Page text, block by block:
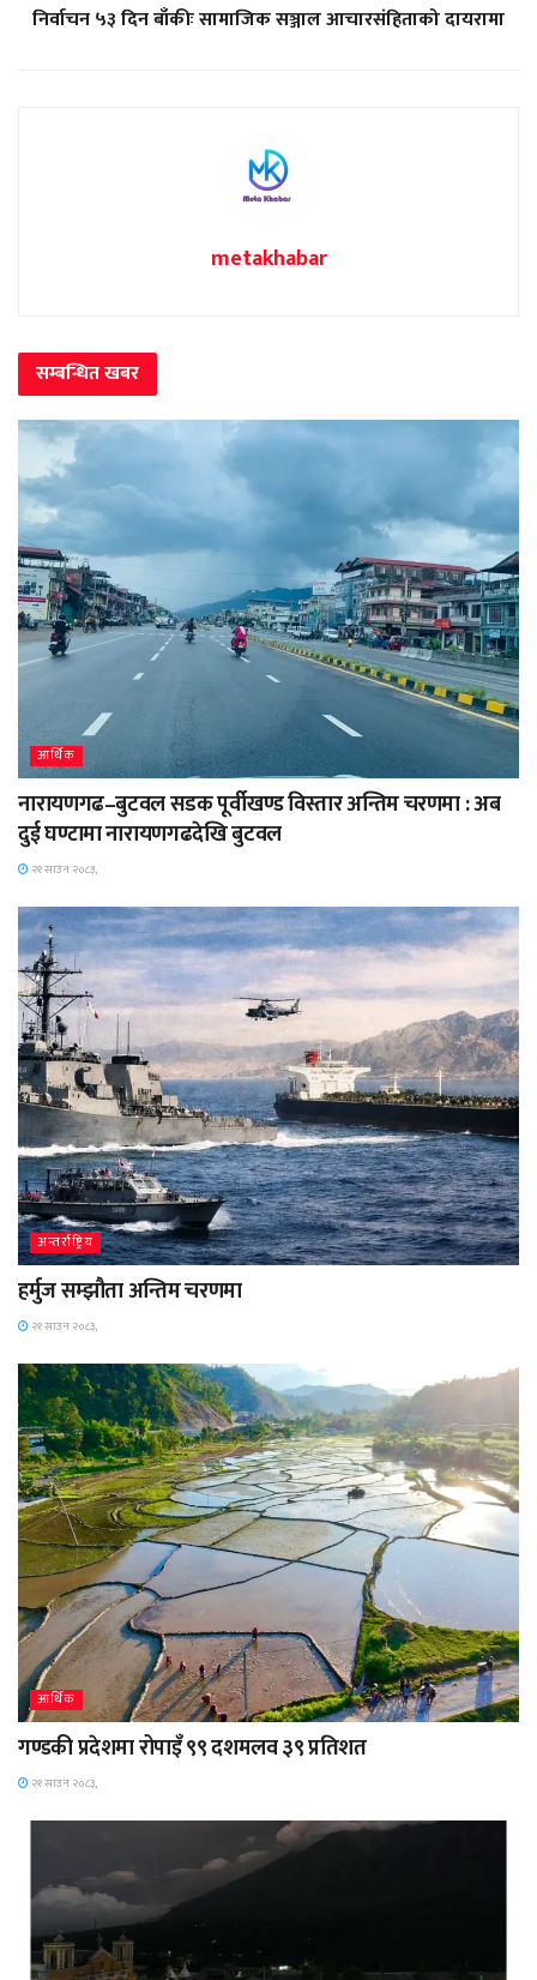
निर्वाचन ५३ दिन बाँकीः सामाजिक सञ्जाल आचारसंहिताको दायरामा
metakhabar
सम्बन्धितखबर
आर्थिक
नारायणगढ–बुटवल सडक पूर्वीखण्ड विस्तार अन्तिम चरणमा : अब
दुई घण्टामा नारायणगढदेखि बुटवल
२१ साउन २०८३,
अन्तर्राष्ट्रिय
हर्मुज सम्झौता अन्तिम चरणमा
२१ साउन २०८३,
आर्थिक
गण्डकी प्रदेशमा रोपाइँ ९९ दशमलव ३९ प्रतिशत
२१ साउन २०८३,